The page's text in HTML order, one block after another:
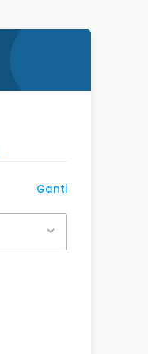
Ganti